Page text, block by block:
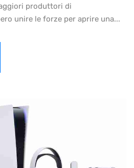
produttori di
unire le forze per aprire una...